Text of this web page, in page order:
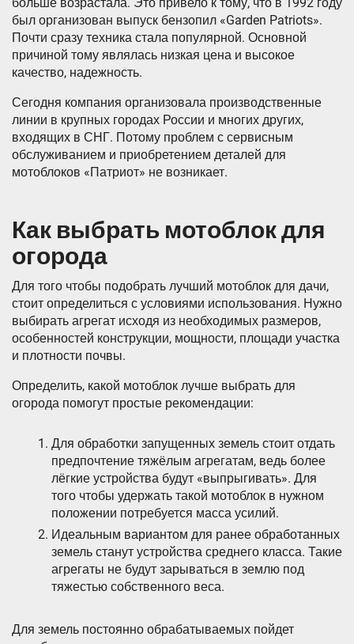
был организован выпуск бензопил «Garden Patriots».
Почти сразу техника стала популярной. Основной
причиной тому являлась низкая цена и высокое
качество, надежность.
Сегодня компания организовала производственные
линии в крупных городах России и многих других,
входящих в СНГ. Потому проблем с сервисным
обслуживанием и приобретением деталей для
мотоблоков «Патриот» не возникает.
Как выбрать мотоблок для
огорода
Для того чтобы подобрать лучший мотоблок для дачи,
стоит определиться с условиями использования. Нужно
выбирать агрегат исходя из необходимых размеров,
особенностей конструкции, мощности, площади участка
и плотности почвы.
Определить, какой мотоблок лучше выбрать для
огорода помогут простые рекомендации:
Для обработки запущенных земель стоит отдать
предпочтение тяжёлым агрегатам, ведь более
лёгкие устройства будут «выпрыгивать». Для
того чтобы удержать такой мотоблок в нужном
положении потребуется масса усилий.
Идеальным вариантом для ранее обработанных
земель станут устройства среднего класса. Такие
агрегаты не будут зарываться в землю под
тяжестью собственного веса.
Для земель постоянно обрабатываемых пойдет